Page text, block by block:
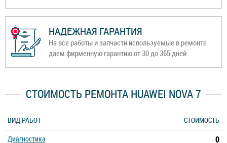
НАДЕЖНАЯ ГАРАНТИЯ
На все работы и запчасти используемые в ремонте
даем фирменную гарантию от 30 до 365 дней
СТОИМОСТЬ РЕМОНТА HUAWEI NOVA 7
ВИД РАБОТ
СТОИМОСТЬ
Диагностика
0